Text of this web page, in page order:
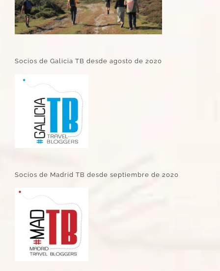
Socios de Galicia TB desde agosto de 2020
Socios de Madrid TB desde septiembre de 2020